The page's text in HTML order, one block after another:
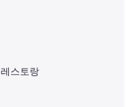
레스토랑